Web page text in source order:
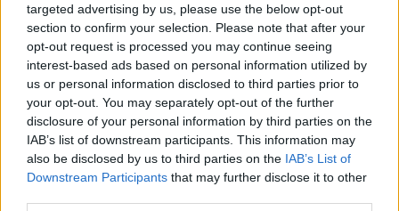
targeted advertising by us, please use the below opt-out
section to confirm your selection. Please note that after your
opt-out request is processed you may continue seeing
interest-based ads based on personal information utilized by
us or personal information disclosed to third parties prior to
your opt-out. You may separately opt-out of the further
disclosure of your personal information by third parties on the
IAB’s list of downstream participants. This information may
also be disclosed by us to third parties on the IAB’s List of
Downstream Participants that may further disclose it to other
Annons:
34-åring startar nytt företag i
Vimmerby